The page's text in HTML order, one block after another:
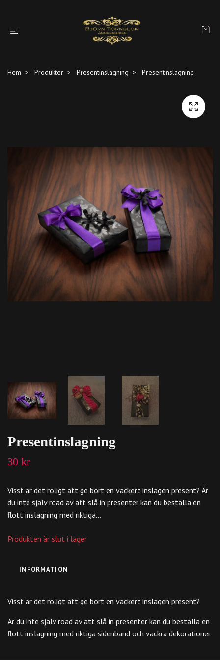
Hem Produkter Presentinslagning Presentinslagning
Presentinslagning
30 kr
Visst är det roligt att ge bort en vackert inslagen present? Är
du inte själv road av att slå in presenter kan du beställa en
flott inslagning med riktiga...
Produkten är slut i lager
INFORMATION
Visst är det roligt att ge bort en vackert inslagen present?
Är du inte själv road av att slå in presenter kan du beställa en
flott inslagning med riktiga sidenband och vackra dekorationer.